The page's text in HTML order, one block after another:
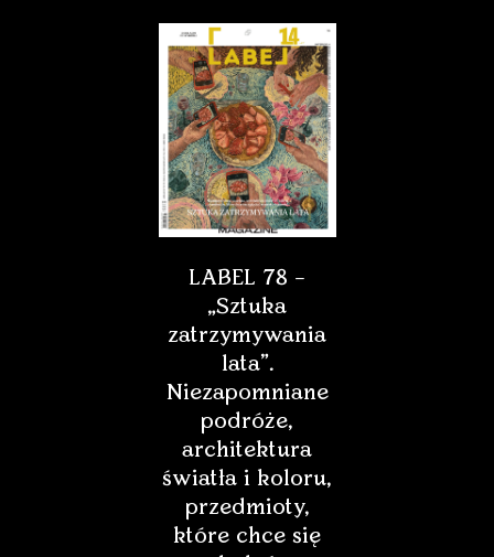
LABEL 78 –
„Sztuka
zatrzymywania
lata”.
Niezapomniane
podróże,
architektura
światła i koloru,
przedmioty,
które chce się